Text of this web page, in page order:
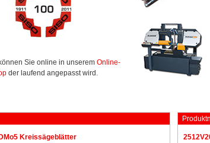
Sie online in unserem Online-
der laufend angepasst wird.
Kreissägeblätter